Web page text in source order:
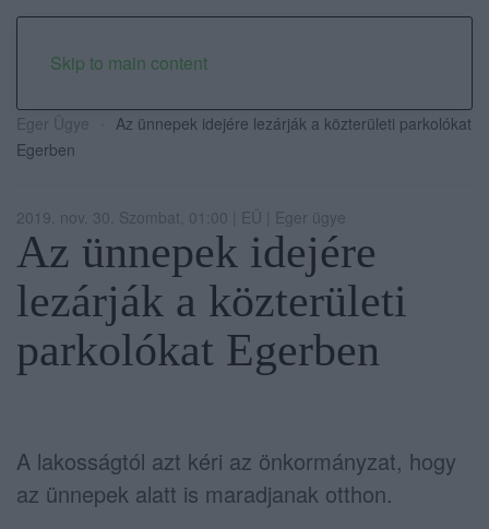
Skip to main content
Eger Ügye
Az ünnepek idejére lezárják a közterületi parkolókat
Egerben
2019. nov. 30. Szombat, 01:00 | EÜ | Eger ügye
Az ünnepek idejére
lezárják a közterületi
parkolókat Egerben
A lakosságtól azt kéri az önkormányzat, hogy
az ünnepek alatt is maradjanak otthon.